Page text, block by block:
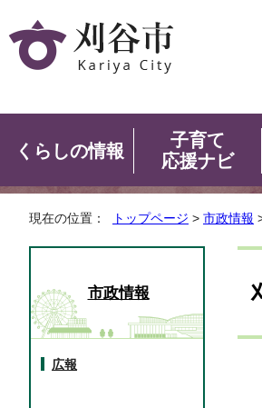
くらしの情報
子育て
応援ナビ
現在の位置： トップページ > 市政情報
市政情報
広報